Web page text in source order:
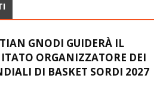
GNODI GUIDERÀ IL
ORGANIZZATORE DEI
DI BASKET SORDI 2027